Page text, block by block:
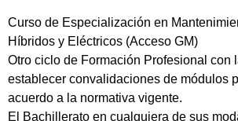
Curso de Especialización en
Híbridos y Eléctricos (Acceso GM)
Otro ciclo de Formación Profesional con
establecer convalidaciones de módulos
acuerdo a la normativa vigente.
El Bachillerato en cualquiera de sus